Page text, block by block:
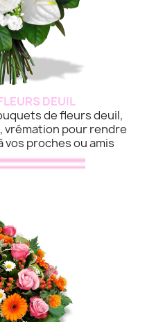
DEUIL
de fleurs deuil,
pour rendre
vos proches ou amis